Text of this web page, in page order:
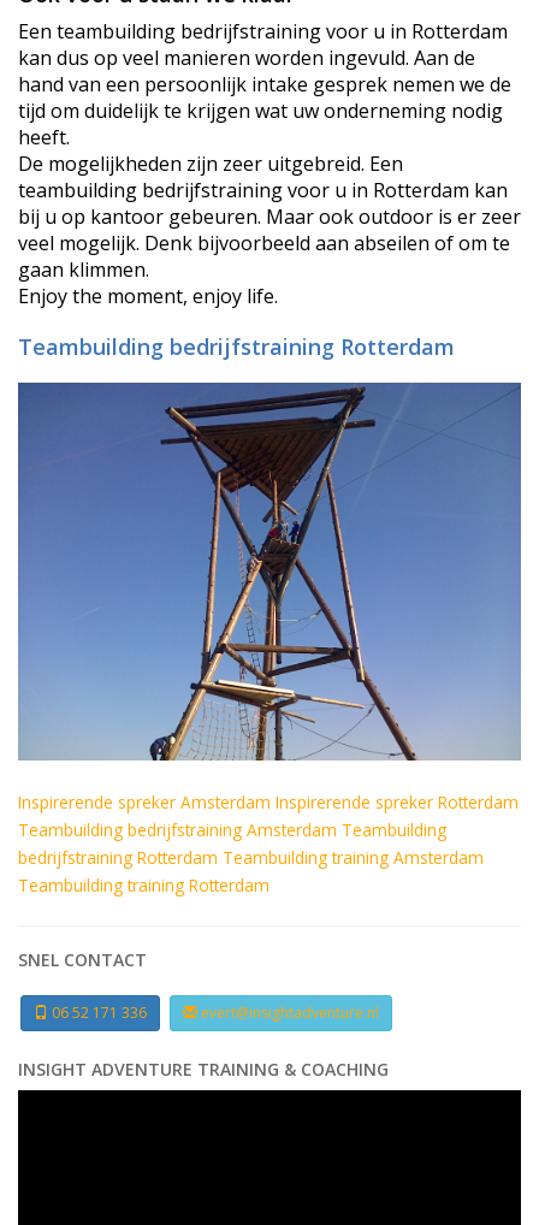
Een teambuilding bedrijfstraining voor u in Rotterdam
kan dus op veel manieren worden ingevuld. Aan de
hand van een persoonlijk intake gesprek nemen we de
tijd om duidelijk te krijgen wat uw onderneming nodig
heeft.
De mogelijkheden zijn zeer uitgebreid. Een
teambuilding bedrijfstraining voor u in Rotterdam kan
bij u op kantoor gebeuren. Maar ook outdoor is er zeer
veel mogelijk. Denk bijvoorbeeld aan abseilen of om te
gaan klimmen.
Enjoy the moment, enjoy life.
Teambuilding bedrijfstraining Rotterdam
Inspirerende spreker Amsterdam Inspirerende spreker Rotterdam
Teambuilding bedrijfstraining Amsterdam Teambuilding
bedrijfstraining Rotterdam Teambuilding training Amsterdam
Teambuilding training Rotterdam
SNEL CONTACT
06 52 171 336 evert@insightadventure.nl
INSIGHT ADVENTURE TRAINING & COACHING